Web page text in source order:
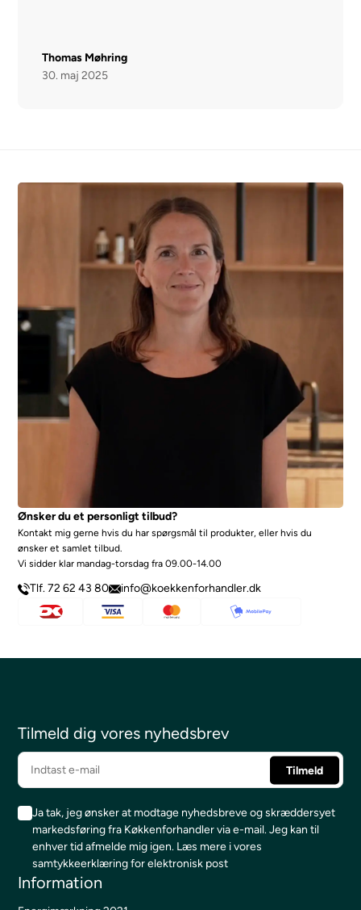
Touch Control - varig elegance - alt under perfekt kontrol
Thomas Møhring
30. maj 2025
Ønsker du et personligt tilbud?
Kontakt mig gerne hvis du har spørgsmål til produkter, eller hvis du
ønsker et samlet tilbud.
Vi sidder klar mandag-torsdag fra 09.00-14.00
Tlf. 72 62 43 80 info@koekkenforhandler.dk
Tilmeld dig vores nyhedsbrev
Ja tak, jeg ønsker at modtage nyhedsbreve og skræddersyet
markedsføring fra Køkkenforhandler via e-mail. Jeg kan til
enhver tid afmelde mig igen. Læs mere i vores
samtykkeerklæring for elektronisk post
Information